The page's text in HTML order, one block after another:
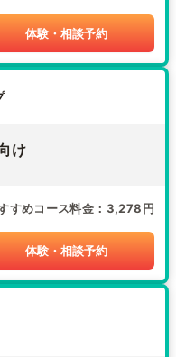
体験・相談予約
け
すめコース料金 3,278円
体験・相談予約